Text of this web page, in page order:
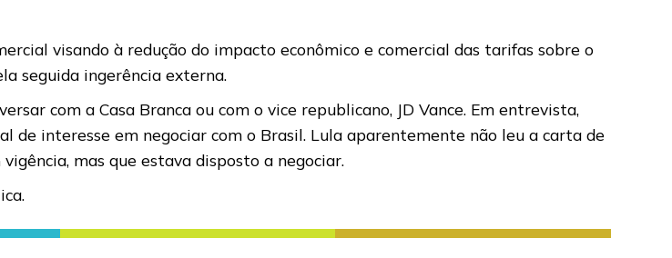
visando à redução do impacto econômico e comercial das tarifas sobre o
seguida ingerência externa.
com a Casa Branca ou com o vice republicano, JD Vance. Em entrevista,
de interesse em negociar com o Brasil. Lula aparentemente não leu a carta de
mas que estava disposto a negociar.